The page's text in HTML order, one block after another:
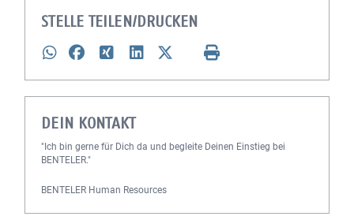
STELLE TEILEN/DRUCKEN
DEIN KONTAKT
"Ich bin gerne für Dich da und begleite Deinen Einstieg bei
BENTELER."
BENTELER Human Resources